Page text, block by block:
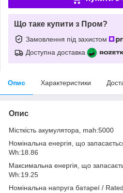
Що таке купити з Пром?
Замовлення під захистом
Доступна доставка
Опис Характеристики
Опис
Місткість акумулятора, mah:5000
Номінальна енергія, що
Wh:18.86
Максимальна енергія, що
Wh:19.25
Номінальна напруга батареї /